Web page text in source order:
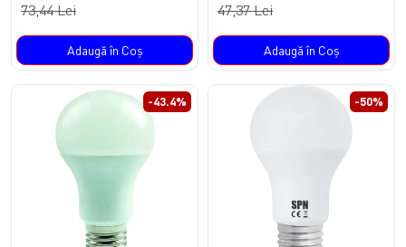
73,44 Lei
Adaugă în Coş
47,37 Lei
Adaugă în Coş
-43.4% -50%